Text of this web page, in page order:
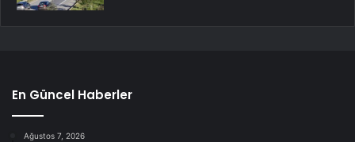
En Güncel Haberler
Ağustos 7, 2026